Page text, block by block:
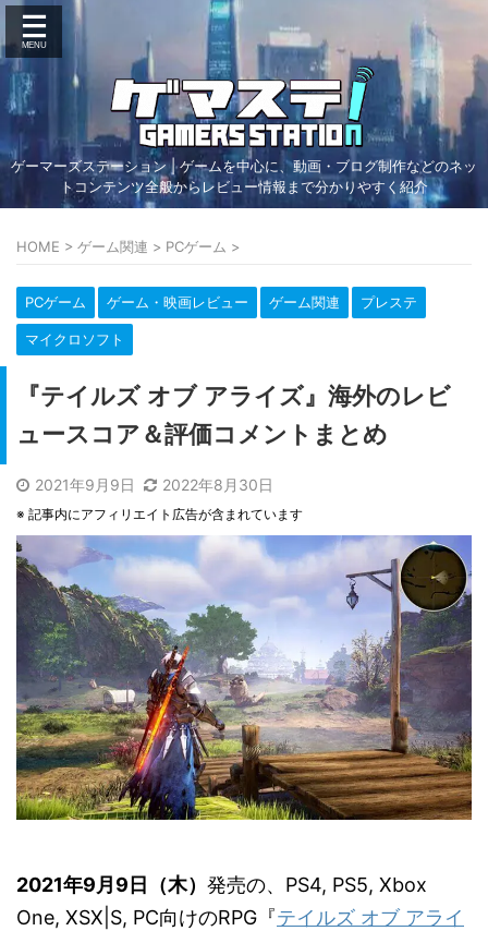
ゲーマーズステーション | ゲームを中心に、動画・ブログ制作などのネッ
トコンテンツ全般からレビュー情報まで分かりやすく紹介
HOME > ゲーム関連 > PCゲーム >
PCゲーム ゲーム・映画レビュー ゲーム関連 プレステ
マイクロソフト
『テイルズ オブ アライズ』海外のレビ
ュースコア＆評価コメントまとめ
2021年9月9日 2022年8月30日
※ 記事内にアフィリエイト広告が含まれています
2021年9月9日（木） 発売の、PS4, PS5, Xbox
One, XSX|S, PC向けのRPG『テイルズ オブ アライ